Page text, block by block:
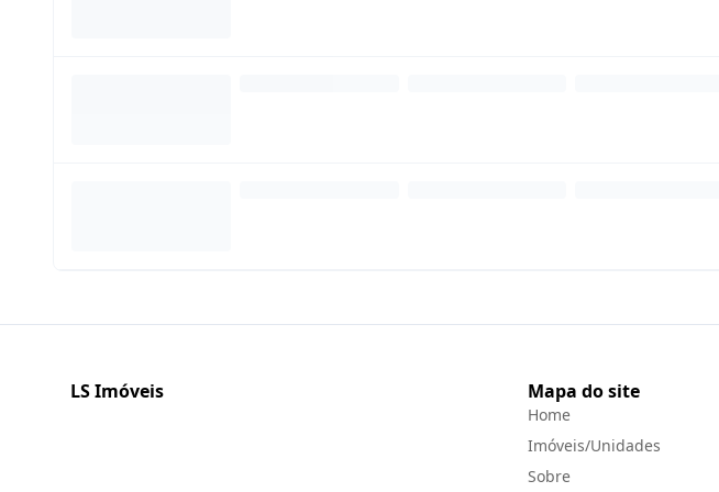
LS Imóveis Mapa do site
Home
Imóveis/Unidades
Sobre